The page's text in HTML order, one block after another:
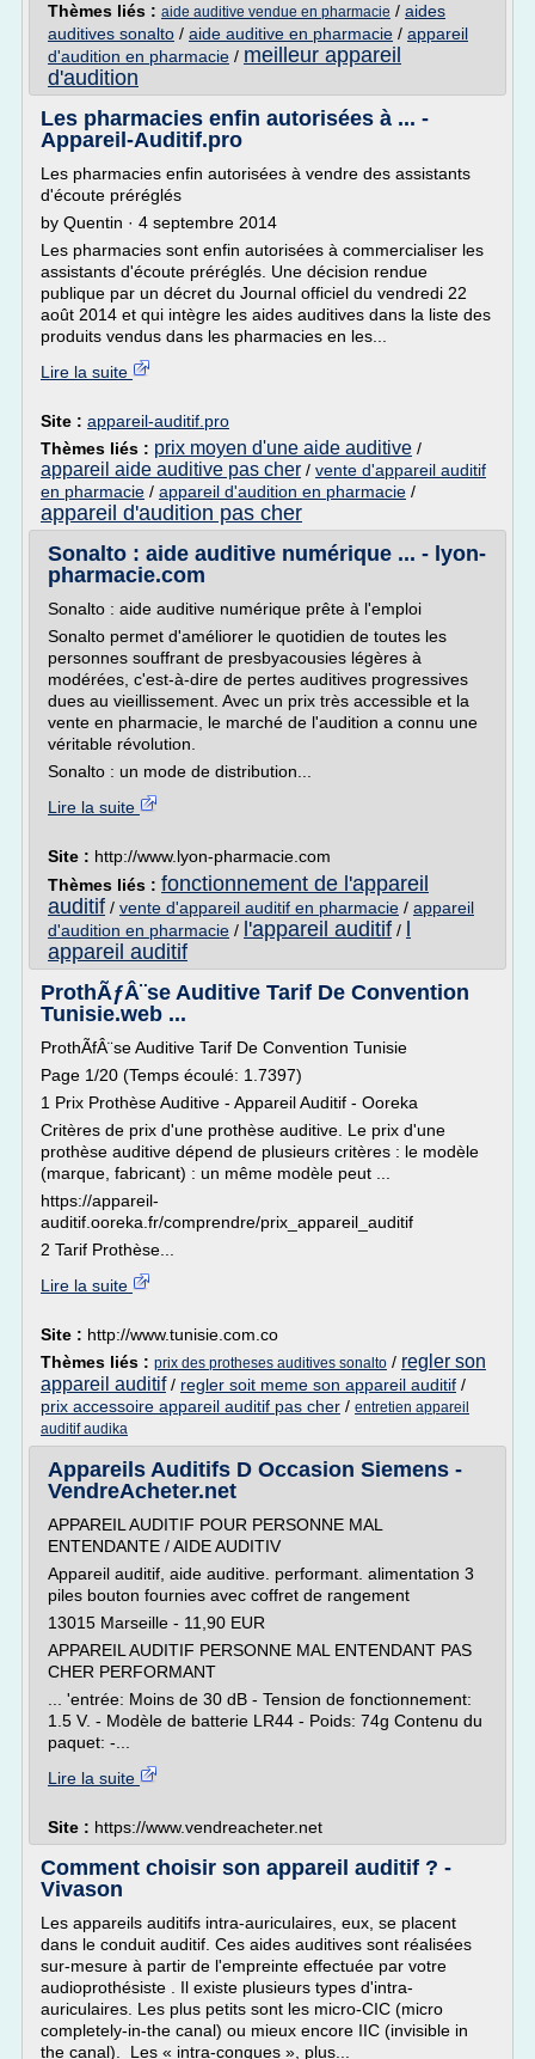
Thèmes liés : aide auditive vendue en pharmacie / aides
auditives sonalto / aide auditive en pharmacie / appareil
d'audition en pharmacie / meilleur appareil
d'audition
Les pharmacies enfin autorisées à ... -
Appareil-Auditif.pro
Les pharmacies enfin autorisées à vendre des assistants
d'écoute préréglés
by Quentin · 4 septembre 2014
Les pharmacies sont enfin autorisées à commercialiser les
assistants d'écoute préréglés. Une décision rendue
publique par un décret du Journal officiel du vendredi 22
août 2014 et qui intègre les aides auditives dans la liste des
produits vendus dans les pharmacies en les...
Lire la suite
Site : appareil-auditif.pro
Thèmes liés : prix moyen d'une aide auditive /
appareil aide auditive pas cher / vente d'appareil auditif
en pharmacie / appareil d'audition en pharmacie /
appareil d'audition pas cher
Sonalto : aide auditive numérique ... - lyon-
pharmacie.com
Sonalto : aide auditive numérique prête à l'emploi
Sonalto permet d'améliorer le quotidien de toutes les
personnes souffrant de presbyacousies légères à
modérées, c'est-à-dire de pertes auditives progressives
dues au vieillissement. Avec un prix très accessible et la
vente en pharmacie, le marché de l'audition a connu une
véritable révolution.
Sonalto : un mode de distribution...
Lire la suite
Site : http://www.lyon-pharmacie.com
Thèmes liés : fonctionnement de l'appareil
auditif / vente d'appareil auditif en pharmacie / appareil
d'audition en pharmacie / l'appareil auditif /
appareil auditif
ProthÃƒÂ¨se Auditive Tarif De Convention
Tunisie.web ...
ProthÃfÂ¨se Auditive Tarif De Convention Tunisie
Page 1/20 (Temps écoulé: 1.7397)
1 Prix Prothèse Auditive - Appareil Auditif - Ooreka
Critères de prix d'une prothèse auditive. Le prix d'une
prothèse auditive dépend de plusieurs critères : le modèle
(marque, fabricant) : un même modèle peut ...
https://appareil-
auditif.ooreka.fr/comprendre/prix_appareil_auditif
2 Tarif Prothèse...
Lire la suite
Site : http://www.tunisie.com.co
Thèmes liés : prix des protheses auditives sonalto / regler son
appareil auditif/ regler soit meme son appareil auditif /
prix accessoire appareil auditif pas cher / entretien appareil
auditif audika
Appareils Auditifs D Occasion Siemens -
VendreAcheter.net
APPAREIL AUDITIF POUR PERSONNE MAL
ENTENDANTE / AIDE AUDITIV
Appareil auditif, aide auditive. performant. alimentation 3
piles bouton fournies avec coffret de rangement
13015 Marseille - 11,90 EUR
APPAREIL AUDITIF PERSONNE MAL ENTENDANT PAS
CHER PERFORMANT
... 'entrée: Moins de 30 dB - Tension de fonctionnement:
1.5 V. - Modèle de batterie LR44 - Poids: 74g Contenu du
paquet: -...
Lire la suite
Site : https://www.vendreacheter.net
Comment choisir son appareil auditif ? -
Vivason
Les appareils auditifs intra-auriculaires, eux, se placent
dans le conduit auditif. Ces aides auditives sont réalisées
sur-mesure à partir de l'empreinte effectuée par votre
audioprothésiste . Il existe plusieurs types d'intra-
auriculaires. Les plus petits sont les micro-CIC (micro
completely-in-the canal) ou mieux encore IIC (invisible in
the canal). Les « intra-conques », plus...